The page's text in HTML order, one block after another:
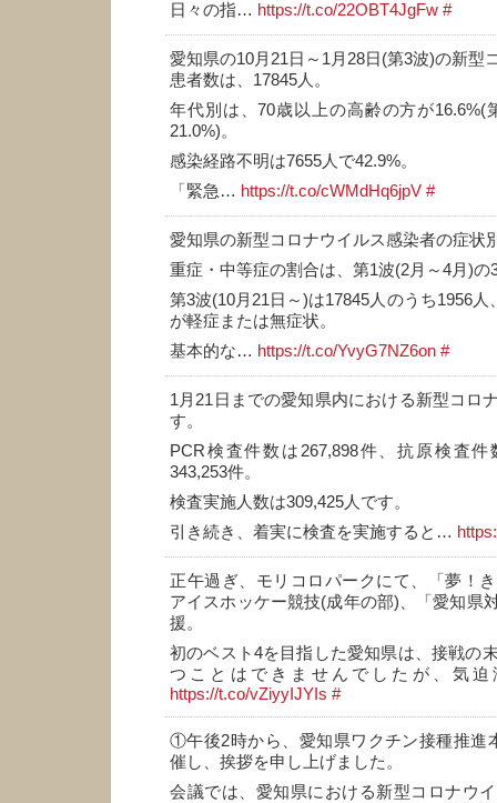
日々の指… https://t.co/22OBT4JgFw #
愛知県の10月21日～1月28日(第3波)の新型
患者数は、17845人。
年代別は、70歳以上の高齢の方が16.6%(
21.0%)。
感染経路不明は7655人で42.9%。
「緊急… https://t.co/cWMdHq6jpV #
愛知県の新型コロナウイルス感染者の症状
重症・中等症の割合は、第1波(2月～4月)の
第3波(10月21日～)は17845人のうち1956人
が軽症または無症状。
基本的な… https://t.co/YvyG7NZ6on #
1月21日までの愛知県内における新型コロ
す。
PCR検査件数は267,898件、抗原検査件
343,253件。
検査実施人数は309,425人です。
引き続き、着実に検査を実施すると…
正午過ぎ、モリコロパークにて、「夢！
アイスホッケー競技(成年の部)、「愛知県
援。
初のベスト4を目指した愛知県は、接戦の
つことはできませんでしたが、気
https://t.co/vZiyyIJYIs #
①午後2時から、愛知県ワクチン接種推進
催し、挨拶を申し上げました。
会議では、愛知県における新型コロナウ